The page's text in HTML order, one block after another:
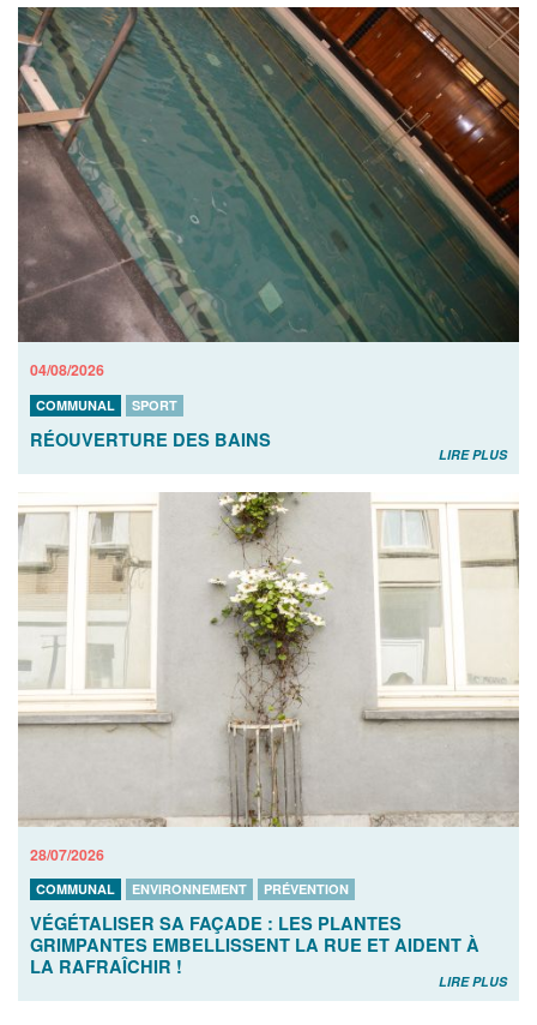
04/08/2026
COMMUNAL SPORT
RÉOUVERTURE DES BAINS
LIRE PLUS
28/07/2026
COMMUNAL ENVIRONNEMENT PRÉVENTION
VÉGÉTALISER SA FAÇADE : LES PLANTES
GRIMPANTES EMBELLISSENT LA RUE ET AIDENT À
LA RAFRAÎCHIR !
LIRE PLUS